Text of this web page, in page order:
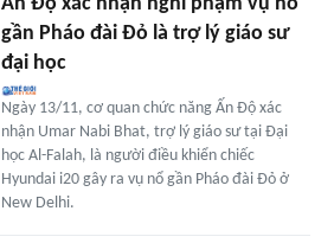
gần Pháo đài Đỏ là trợ lý giáo sư
đại học
Ngày 13/11, cơ quan chức năng Ấn Độ xác
nhận Umar Nabi Bhat, trợ lý giáo sư tại Đại
học Al-Falah, là người điều khiển chiếc
Hyundai i20 gây ra vụ nổ gần Pháo đài Đỏ ở
New Delhi.